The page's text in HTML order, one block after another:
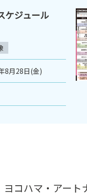
ケジュール
8月28日(金)
ヨコハマ・アート